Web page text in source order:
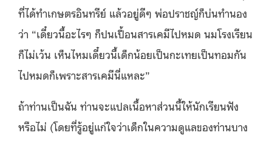
ที่ได้ทำเกษตรอินทรีย์ แล้วอยู่ดีๆ พ่อปราชญ์ก็บ่นทำนอง
ว่า “เดี๋ยวนี้อะไรๆ ก็ปนเปื้อนสารเคมีไปหมด นมโรงเรียน
ก็ไม่เว้น เห็นไหมเดี๋ยวนี้เด็กน้อยเป็นกะเทยเป็นทอมกัน
ไปหมดก็เพราะสารเคมีนี่แหละ”
ถ้าท่านเป็นฉัน ท่านจะแปลเนื้อหาส่วนนี้ให้นักเรียนฟัง
หรือไม่ (โดยที่รู้อยู่แก่ใจว่าเด็กในความดูแลของท่านบาง